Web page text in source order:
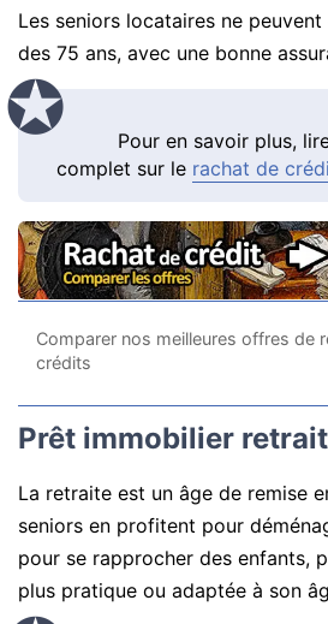
Les seniors locataires ne
des 75 ans, avec une bonne
Pour en savoir plus,
complet sur le rachat de
Comparer nos meilleures offres de
crédits
Prêt immobilier
La retraite est un âge de remise
seniors en profitent pour
pour se rapprocher des enfants,
plus pratique ou adaptée à son